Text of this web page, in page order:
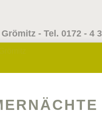
- Tel. 0172 - 4